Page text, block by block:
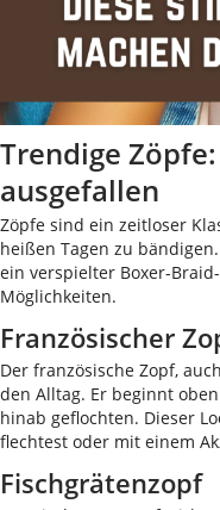
Trendige
ausgefallen
Zöpfe sind ein zeitloser
heißen Tagen zu
ein verspielter Boxer-
Möglichkeiten.
Französischer
Der französische Zopf,
den Alltag. Er beginnt
hinab geflochten. Dieser
flechtest oder mit einem
Fischgrätenzopf